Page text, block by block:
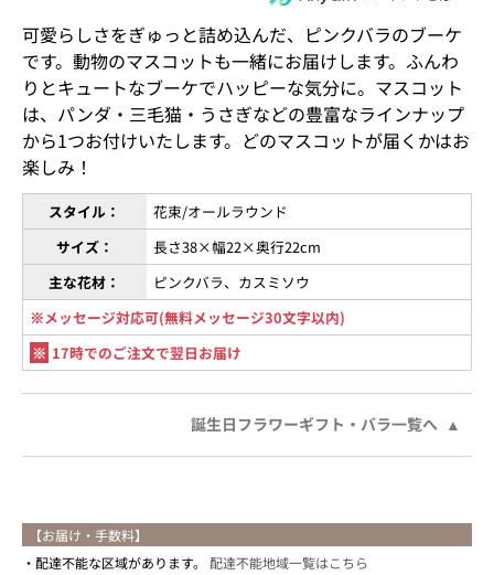
可愛らしさをぎゅっと詰め込んだ、ピンクバラのブーケ
です。動物のマスコットも一緒にお届けします。ふんわ
りとキュートなブーケでハッピーな気分に。マスコット
は、パンダ・三毛猫・うさぎなどの豊富なラインナップ
から1つお付けいたします。どのマスコットが届くかはお
楽しみ！
スタイル：
花束/オールラウンド
サイズ：
長さ38×幅22×奥行22cm
主な花材：
ピンクバラ、カスミソウ
※メッセージ対応可(無料メッセージ30文字以内)
※ 17時でのご注文で翌日お届け
誕生日フラワーギフト・バラ一覧へ
【お届け・手数料】
配達不能な区域があります。 配達不能地域一覧はこちら